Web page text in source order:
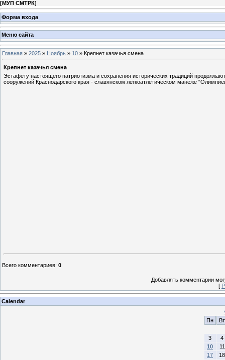
[МУП СМТРК]
Форма входа
Меню сайта
Главная » 2025 » Ноябрь » 10 » Крепнет казачья смена
Крепнет казачья смена
Эстафету настоящего патриотизма и сохранения исторических традиций
сооружений Краснодарского края - славянском легкоатлетическом манеже
Всего комментариев: 0
Добавлять комментарии
[
Calendar
Пн
Вт
3
4
10
11
17
18